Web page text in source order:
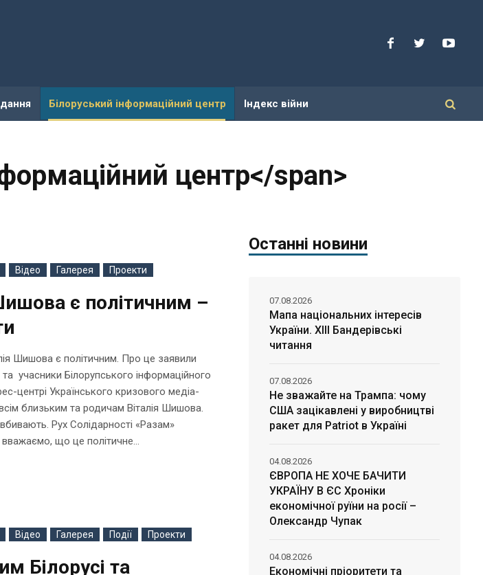
Білоруський інформаційний центр Індекс війни
центр</span>
Відео Галерея Проекти
є політичним –
Шишова є політичним. Про це заявили
учасники Білорупського інформаційного
центрі Українського кризового медіа-
близьким та родичам Віталія Шишова.
Рух Солідарності «Разам»
що це політичне...
Відео Галерея Події Проекти
Білорусі та
Останні новини
Мапа національних інтересів
України. ХІІІ Бандерівські
читання
07.08.2026
Не зважайте на Трампа: чому
США зацікавлені у виробництві
ракет для Patriot в Україні
07.08.2026
ЄВРОПА НЕ ХОЧЕ БАЧИТИ
УКРАЇНУ В ЄС Хроніки
економічної руїни на росії –
Олександр Чупак
04.08.2026
Економічні пріоритети та
04.08.2026